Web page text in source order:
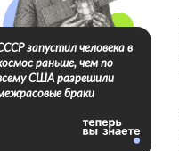
запустил человека в
раньше, чем по
США разрешили
браки